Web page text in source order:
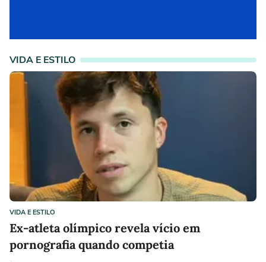
VIDA E ESTILO
VIDA E ESTILO
Ex-atleta olímpico revela vício em
pornografia quando competia